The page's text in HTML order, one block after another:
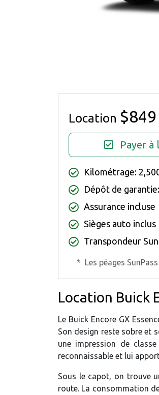
Location $849
Payer à
Kilométrage:
Dépôt de
Assurance incluse
Sièges auto inclus
Transpondeur
* Les péages
Location Buick
Le Buick Encore GX
Son design reste sobre et
une impression de
reconnaissable et lui
Sous le capot, on trouve
route. La consommation